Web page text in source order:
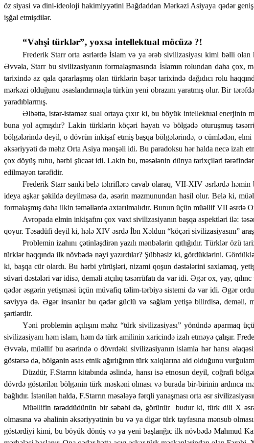
öz siyasi və dini-ideoloji hakimiyyətini Bağdaddan Mərkəzi Asiyaya qədər
işğal etmişdilər.
“Vəhşi türklər”, yoxsa intellektual möcüzə ?!
Frederik Starr orta əsrlərdə İslam və ya ərəb sivilizasiyası kimi bəlli
Əvvəla, Starr bu sivilizasiyanın formalaşmasında İslamın rolundan daha
tarixində az qala qərarlaşmış olan türklərin bəşər tarixində dağıdıcı rolu
mərkəzi olduğunu əsaslandırmaqla türkün yeni obrazını yaratmış olur. Bir
yaradıblarmış.
Əlbəttə, istər-istəməz sual ortaya çıxır ki, bu böyük intellektual enerjinin
buna yol açmışdır? Lakin türklərin köçəri həyatı və bölgədə oturuşmuş
bölgələrində deyil, o dövrün inkişaf etmiş başqa bölgələrində, o cümlədən,
əksəriyyəti də məhz Orta Asiya mənşəli idi. Bu paradoksu hər halda necə izah
çox döyüş ruhu, hərbi şücaət idi. Lakin bu, məsələnin dünya tarixçiləri
edilməyən tərəfidir.
Frederik Starr sanki belə təhriflərə cavab olaraq, VII-XIV əsrlərdə həmin
ideya aşkar şəkildə deyilməsə də, əsərin məzmunundan hasil olur. Belə ki,
formalaşmış daha ilkin təməllərdə axtarılmalıdır. Bunun üçün müəllif VII əsrdə
Avropada elmin inkişafını çox vaxt sivilizasiyanın başqa aspektləri ilə:
qoyur. Təsadüfi deyil ki, hələ XIV əsrdə İbn Xəldun “köçəri sivilizasiyasını”
Problemin izahını çətinləşdirən yazılı mənbələrin qıtlığıdır. Türklər özü
türklər haqqında ilk növbədə nəyi yazırdılar? Şübhəsiz ki, gördüklərini.
ki, başqa cür olardı. Bu hərbi yürüşləri, nizami qoşun dəstələrini saxlamaq,
süvari dəstələri var idisə, deməli atçılıq təsərrüfatı da var idi. Əgər ox, yay,
qədər əsgərin yetişməsi üçün müvafiq təlim-tərbiyə sistemi də var idi. Əgər
səviyyə də. Əgər insanlar bu qədər güclü və sağlam yetişə bilirdisə,
şərtlərdir.
Yəni problemin açılışını məhz “türk sivilizasiyası” yönündə aparmaq
siviliza­siyanı həm islam, həm də türk amilinin xaricində izah etməyə çalışır.
Əvvəla, müəllif bu əsərində o dövrdəki sivilizasiyanın islamla hər hansı
göstərsə də, bölgənin əsas etnik ağırlığının türk xalqlarına aid olduğunu
Düzdür, F.Starrın kitabında əslində, hansı isə etnosun deyil, coğrafi
dövrdə göstərilən bölgənin türk məskəni olması və burada bir-birinin ardınca
bağlıdır. İstənilən halda, F.Starrın məsələyə fərqli yanaşması orta əsr
Müəllifin tərəddüdünün bir səbəbi də, görünür
budur ki, türk dili X
olmasına və əhalinin əksəriyyətinin bu və ya digər türk tayfasına mənsub
göstərdiyi kimi, bu böyük dönüş və ya yeni başlanğıc ilk növbədə Mahmud